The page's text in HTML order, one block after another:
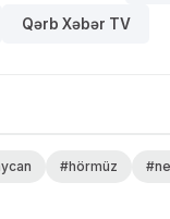
Qərb Xəbər TV
#hörmüz